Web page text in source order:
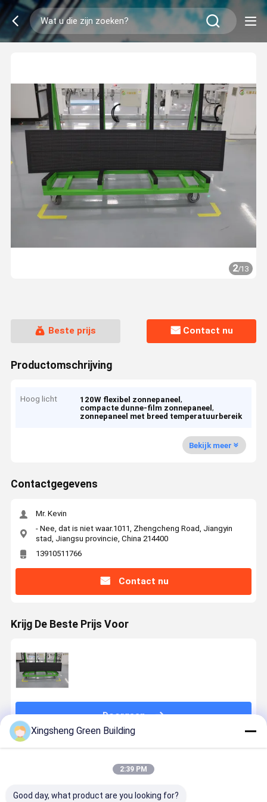
2/13
Beste prijs Contact nu
Productomschrijving
Hoog licht 120W flexibel zonnepaneel,
compacte dunne-film zonnepaneel,
zonnepaneel met breed temperatuurbereik
Bekijk meer
Contactgegevens
Mr. Kevin
- Nee, dat is niet waar.1011, Zhengcheng Road, Jiangyin
stad, Jiangsu provincie, China 214400
13910511766
Contact nu
Krijg De Beste Prijs Voor
Doorgaan
Xingsheng Green Building
2:39 PM
Good day, what product are you looking for?